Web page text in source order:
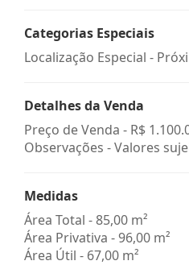
Categorias Especiais
Localização Especial -
Detalhes da Venda
Preço de Venda - R$
Observações - Valores
Medidas
Área Total - 85,00 m²
Área Privativa - 96,00 m²
Área Útil - 67,00 m²